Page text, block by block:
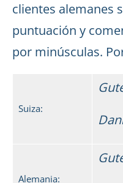
clientes alemanes
puntuación y
por minúsculas.
Suiza:
Alemania: